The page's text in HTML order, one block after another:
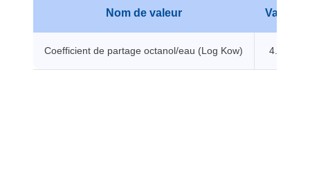
Nom de valeur Valeur
Coefficient de partage octanol/eau (Log Kow) 4.84 -